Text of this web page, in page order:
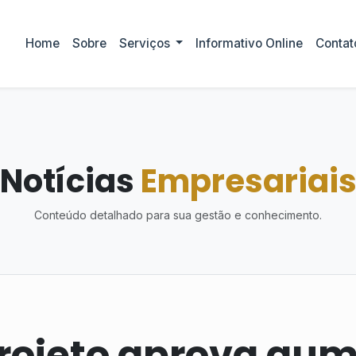
Home Sobre Serviços Informativo Online
Notícias Empresariais
Conteúdo detalhado para sua gestão e conhecimento.